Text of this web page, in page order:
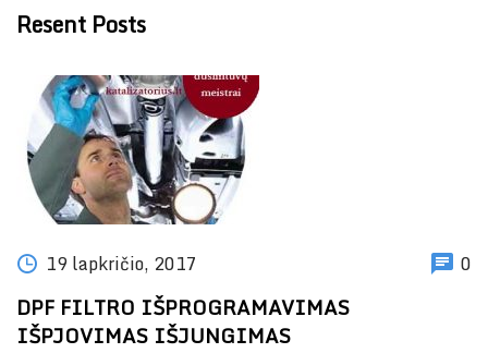
Resent Posts
19 lapkričio, 2017 0
DPF FILTRO IŠPROGRAMAVIMAS
IŠPJOVIMAS IŠJUNGIMAS